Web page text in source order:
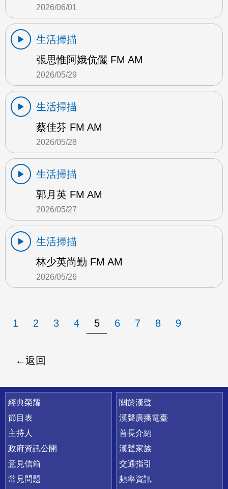
2026/06/01
生活掃描
張思惟阿娥伉儷 FM AM
2026/05/29
生活掃描
蔡佳芬 FM AM
2026/05/28
生活掃描
郭月英 FM AM
2026/05/27
生活掃描
林少英尚勤 FM AM
2026/05/26
1 2 3 4 5 6 7 8 9
返回
快速連結
經典榮耀
節目表
主持人
政府資訊公開
意見信箱
常見問題
關於漢聲
漢聲廣播電臺
首長介紹
漢聲家族
交通指引
頻率資訊